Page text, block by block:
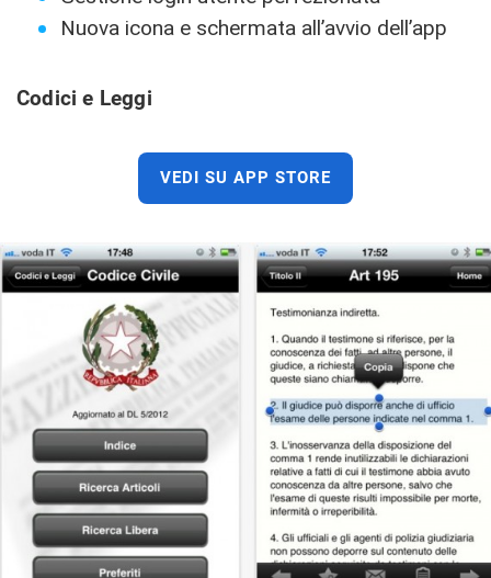
Nuova icona e schermata all’avvio dell’app
Codici e Leggi
VEDI SU APP STORE